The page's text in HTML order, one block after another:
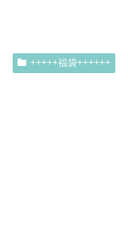
+++++福袋++++++